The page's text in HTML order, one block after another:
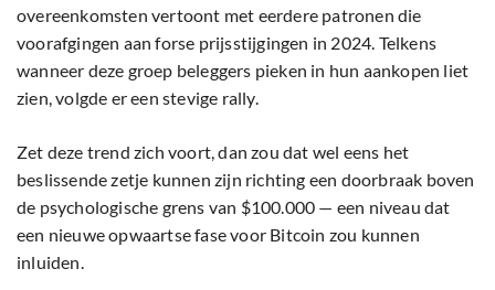
overeenkomsten vertoont met eerdere patronen die
voorafgingen aan forse prijsstijgingen in 2024. Telkens
wanneer deze groep beleggers pieken in hun aankopen liet
zien, volgde er een stevige rally.
Zet deze trend zich voort, dan zou dat wel eens het
beslissende zetje kunnen zijn richting een doorbraak boven
de psychologische grens van $100.000 — een niveau dat
een nieuwe opwaartse fase voor Bitcoin zou kunnen
inluiden.